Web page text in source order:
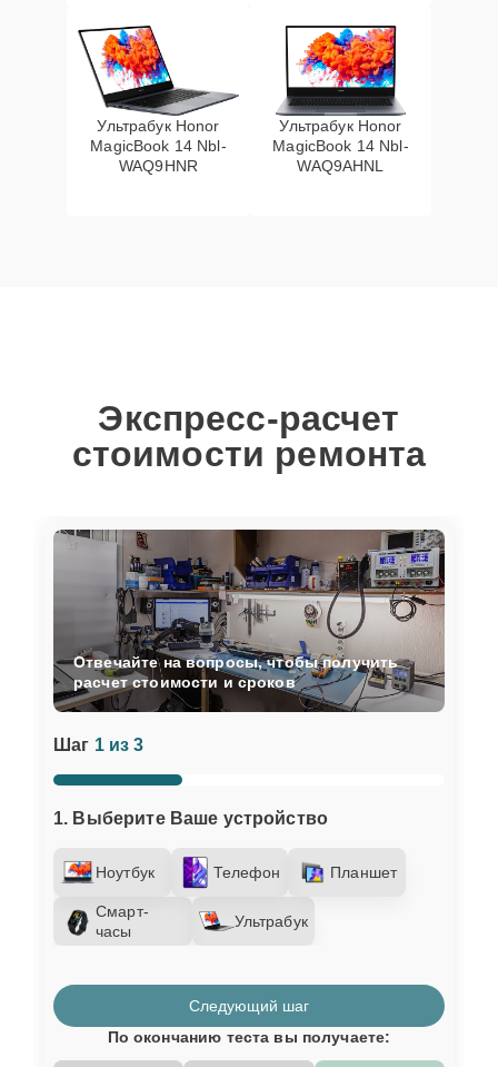
Ультрабук Honor
MagicBook 14 Nbl-
WAQ9HNR
Ультрабук Honor
MagicBook 14 Nbl-
WAQ9AHNL
Экспресс-расчет
стоимости ремонта
Шаг 1 из 3
1. Выберите Ваше устройство
Ноутбук Телефон Планшет
Смарт-
часы
Ультрабук
Отвечайте на вопросы, чтобы получить
расчет стоимости и сроков
Следующий шаг
По окончанию теста вы получаете: